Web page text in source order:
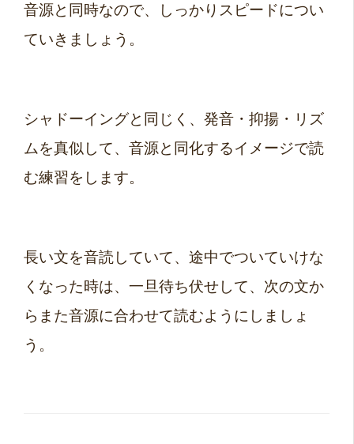
音源と同時なので、しっかりスピードについ
ていきましょう。
シャドーイングと同じく、発音・抑揚・リズ
ムを真似して、音源と同化するイメージで読
む練習をします。
長い文を音読していて、途中でついていけな
くなった時は、一旦待ち伏せして、次の文か
らまた音源に合わせて読むようにしましょ
う。